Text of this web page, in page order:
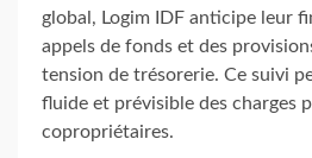
global, Logim IDF anticipe leur
appels de fonds et des
tension de trésorerie. Ce suivi
fluide et prévisible des charges
copropriétaires.